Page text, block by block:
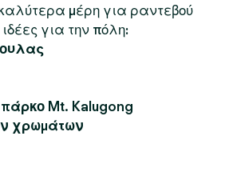
μέρη για ραντεβού
για την πόλη:
Mt. Kalugong
χρωμάτων